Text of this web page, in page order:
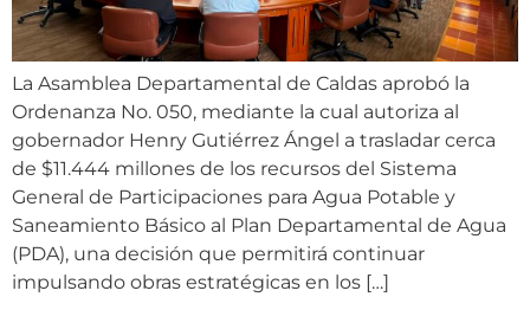
La Asamblea Departamental de Caldas aprobó la
Ordenanza No. 050, mediante la cual autoriza al
gobernador Henry Gutiérrez Ángel a trasladar cerca
de $11.444 millones de los recursos del Sistema
General de Participaciones para Agua Potable y
Saneamiento Básico al Plan Departamental de Agua
(PDA), una decisión que permitirá continuar
impulsando obras estratégicas en los […]